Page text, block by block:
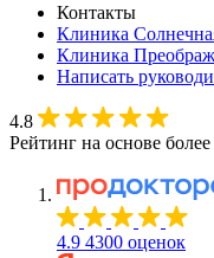
Контакты
Клиника
Клиника
Написать
4.8
Рейтинг на основе
4.9 4300 оценок